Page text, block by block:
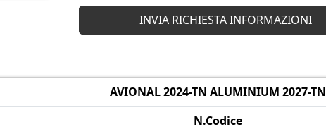
AVIONAL 2024-TN ALUMINIUM 2027-TN
N.Codice